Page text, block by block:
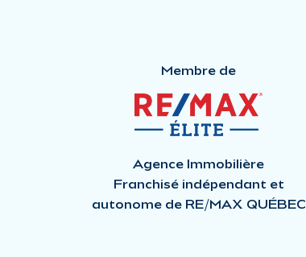
Membre de
Agence Immobilière
Franchisé indépendant et
autonome de RE/MAX QUÉBEC